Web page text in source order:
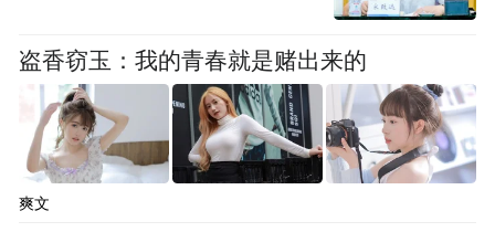
盗香窃玉：我的青春就是赌出来的
爽文